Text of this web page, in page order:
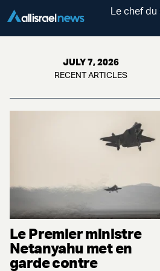
Le chef du
JULY 7, 2026
RECENT ARTICLES
Le Premier ministre
Netanyahu met en
garde contre